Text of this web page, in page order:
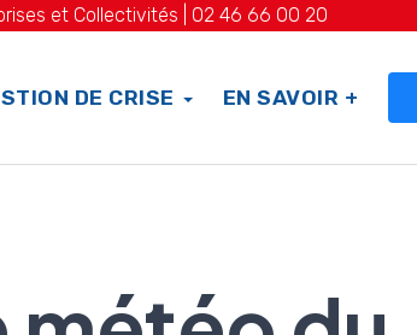
et Collectivités | 02 46 66 00 20
DE CRISE EN SAVOIR +